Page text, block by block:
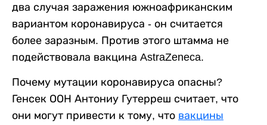
два случая заражения южноафриканским
вариантом коронавируса - он считается
более заразным. Против этого штамма не
подействовала вакцина AstraZeneca.
Почему мутации коронавируса опасны?
Генсек ООН Антониу Гутерреш считает, что
они могут привести к тому, что вакцины